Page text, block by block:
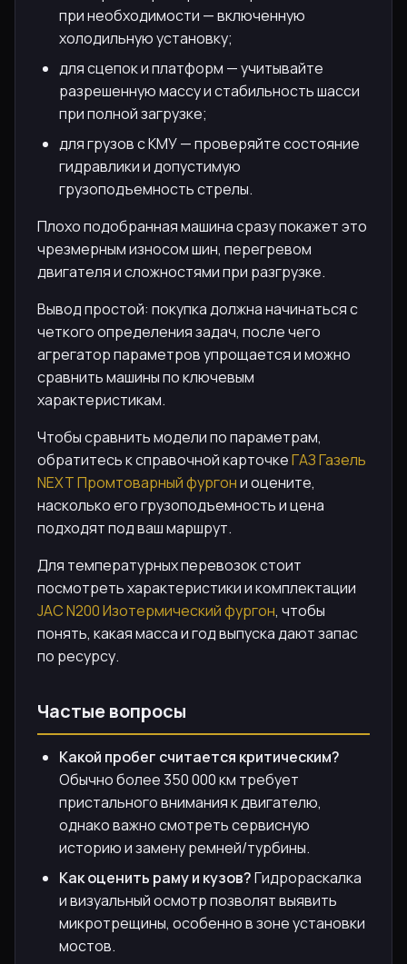
при необходимости — включенную
холодильную установку;
для сцепок и платформ — учитывайте
разрешенную массу и стабильность шасси
при полной загрузке;
для грузов с КМУ — проверяйте состояние
гидравлики и допустимую
грузоподъемность стрелы.
Плохо подобранная машина сразу покажет это
чрезмерным износом шин, перегревом
двигателя и сложностями при разгрузке.
Вывод простой: покупка должна начинаться с
четкого определения задач, после чего
агрегатор параметров упрощается и можно
сравнить машины по ключевым
характеристикам.
Чтобы сравнить модели по параметрам,
обратитесь к справочной карточкеГАЗ Газель
NEXT Промтоварный фургони оцените,
насколько его грузоподъемность и цена
подходят под ваш маршрут.
Для температурных перевозок стоит
посмотреть характеристики и комплектации
JAC N200 Изотермический фургон, чтобы
понять, какая масса и год выпуска дают запас
по ресурсу.
Частые вопросы
Какой пробег считается критическим?
Обычно более 350 000 км требует
пристального внимания к двигателю,
однако важно смотреть сервисную
историю и замену ремней/турбины.
Как оценить раму и кузов?Гидрораскалка
и визуальный осмотр позволят выявить
микротрещины, особенно в зоне установки
мостов.